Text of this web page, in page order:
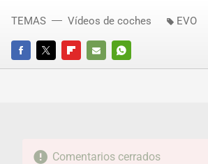
FACEBOOKTWITTERFLIPBOARD
E-
WHATSAPP
TEMAS Vídeos de coches EVO
Comentarios cerrados